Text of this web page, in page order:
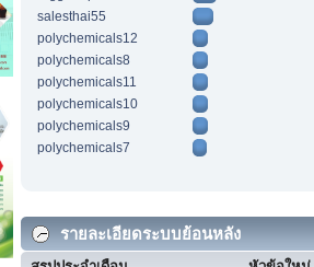
salesthai55
polychemicals12
polychemicals8
polychemicals11
polychemicals10
polychemicals9
polychemicals7
รายละเอียดระบบย้อนหลัง